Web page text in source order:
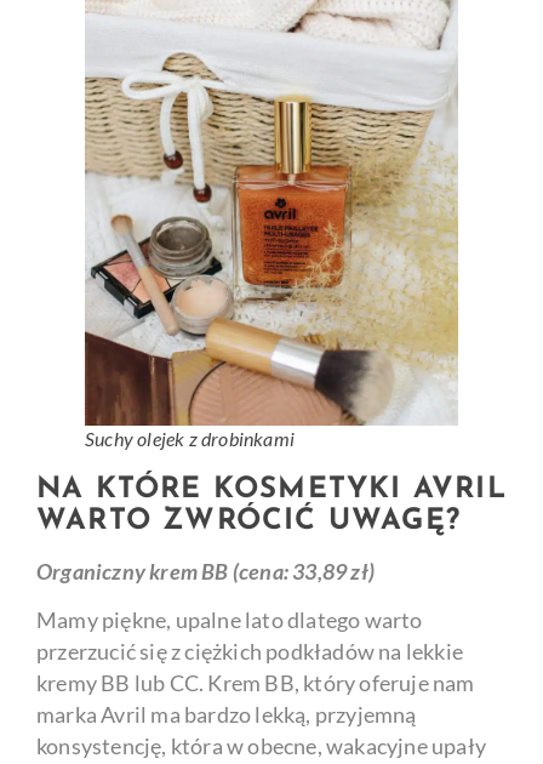
Suchy olejek z drobinkami
NA KTÓRE KOSMETYKI AVRIL
WARTO ZWRÓCIĆ UWAGĘ?
Organiczny krem BB (cena: 33,89 zł)
Mamy piękne, upalne lato dlatego warto
przerzucić się z ciężkich podkładów na lekkie
kremy BB lub CC. Krem BB, który oferuje nam
marka Avril ma bardzo lekką, przyjemną
konsystencję, która w obecne, wakacyjne upały